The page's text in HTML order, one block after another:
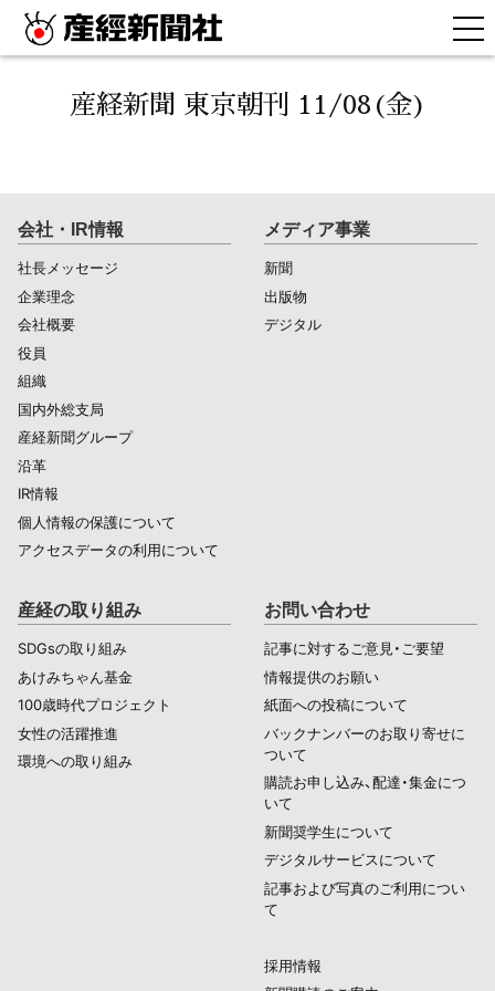
産経新聞 東京朝刊 11/08(金)
会社・IR情報
社長メッセージ
企業理念
会社概要
役員
組織
国内外総支局
産経新聞グループ
沿革
IR情報
個人情報の保護について
アクセスデータの利用について
メディア事業
新聞
出版物
デジタル
産経の取り組み
SDGsの取り組み
あけみちゃん基金
100歳時代プロジェクト
女性の活躍推進
環境への取り組み
お問い合わせ
記事に対するご意見・ご要望
情報提供のお願い
紙面への投稿について
バックナンバーのお取り寄せに
ついて
購読お申し込み、配達・集金につ
いて
新聞奨学生について
デジタルサービスについて
記事および写真のご利用につい
て
採用情報